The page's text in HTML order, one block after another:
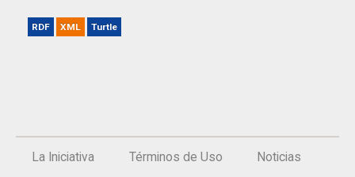
RDF XML Turtle
La Iniciativa Términos de Uso Noticias